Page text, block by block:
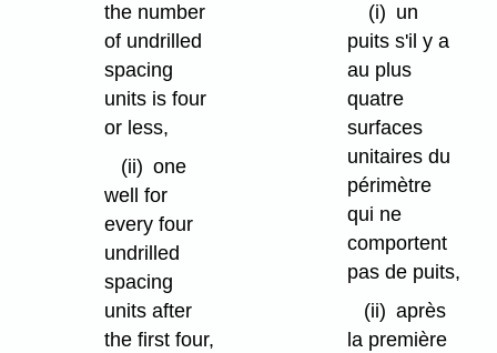
the number
of undrilled
spacing
units is four
or less,
(ii) one
well for
every four
undrilled
spacing
units after
the first four,
(i) un
puits s'il y a
au plus
quatre
surfaces
unitaires du
périmètre
qui ne
comportent
pas de puits,
(ii) après
la première